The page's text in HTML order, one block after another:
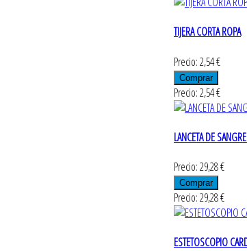
TIJERA CORTA ROPA
Precio: 2,54 €
Precio: 2,54 €
LANCETA DE
Precio: 29,28 €
Precio: 29,28 €
ESTETOSCOPIO